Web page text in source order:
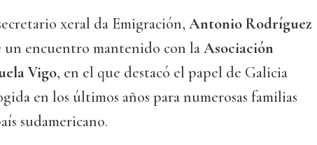
xeral da Emigración, Antonio Rodríguez
un encuentro mantenido con laAsociación
Vigo, en el que destacó el papel de Galicia
en los últimos años para numerosas familias
sudamericano.